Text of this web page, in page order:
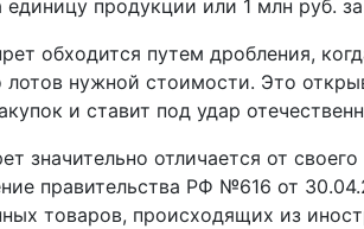
единицу продукции или 1 млн руб.
обходится путем дробления,
лотов нужной стоимости. Это
и ставит под удар
значительно отличается от
правительства РФ №616 от
товаров, происходящих из